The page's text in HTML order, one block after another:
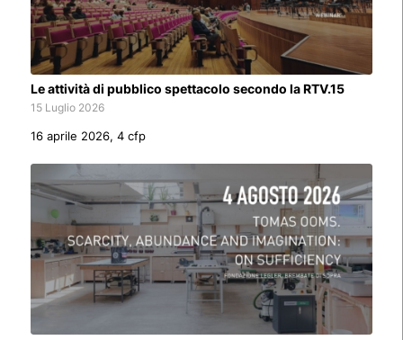
Le attività di pubblico spettacolo secondo la RTV.15
15 Luglio 2026
16 aprile 2026, 4 cfp